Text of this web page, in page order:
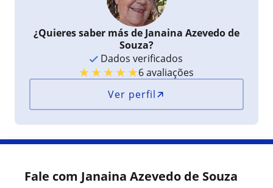
¿Quieres saber más de Janaina Azevedo de
Souza?
Dados verificados
★★★★★6 avaliações
Ver perfil
Fale com Janaina Azevedo de Souza